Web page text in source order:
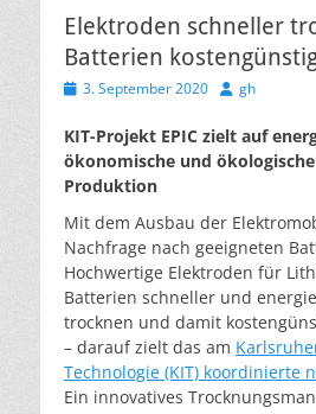
Elektroden schneller
Batterien
Veröffentlicht
3. September 2020 Autor
gh
KIT-Projekt EPIC zielt auf
ökonomische und
Produktion
Mit dem Ausbau der
Nachfrage nach geeigneten
Hochwertige Elektroden für
Batterien schneller und
trocknen und damit
– darauf zielt das am
Technologie (KIT) koordinierte
Ein innovatives